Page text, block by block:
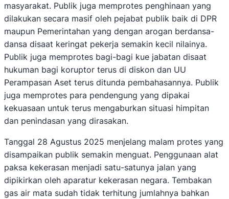
masyarakat. Publik juga memprotes penghinaan yang
dilakukan secara masif oleh pejabat publik baik di DPR
maupun Pemerintahan yang dengan arogan berdansa-
dansa disaat keringat pekerja semakin kecil nilainya.
Publik juga memprotes bagi-bagi kue jabatan disaat
hukuman bagi koruptor terus di diskon dan UU
Perampasan Aset terus ditunda pembahasannya. Publik
juga memprotes para pendengung yang dipakai
kekuasaan untuk terus mengaburkan situasi himpitan
dan penindasan yang dirasakan.
Tanggal 28 Agustus 2025 menjelang malam protes yang
disampaikan publik semakin menguat. Penggunaan alat
paksa kekerasan menjadi satu-satunya jalan yang
dipikirkan oleh aparatur kekerasan negara. Tembakan
gas air mata sudah tidak terhitung jumlahnya bahkan